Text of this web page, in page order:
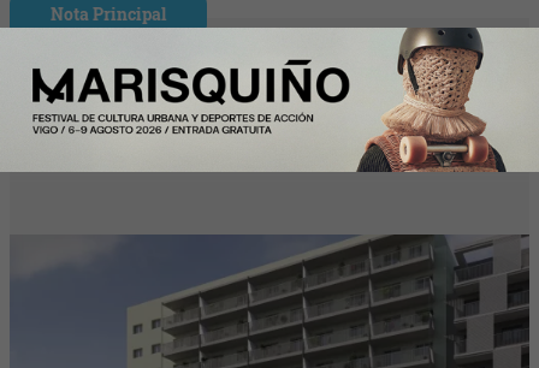
Nota Principal
El alquiler en Cataluña se desploma un
16,3% interanual y encadena su cuarta
caída de 2026